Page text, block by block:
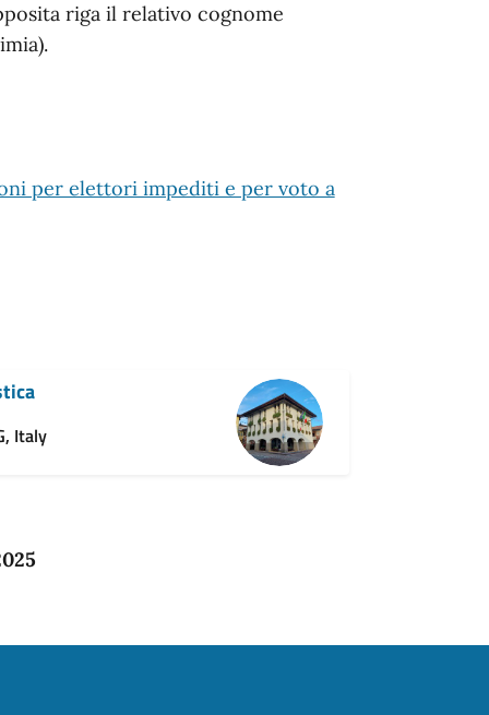
riga il relativo cognome
per elettori impediti e per voto a
Italy